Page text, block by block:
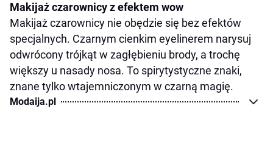
Makijaż czarownicy z efektem wow
Makijaż czarownicy nie obędzie się bez efektów
specjalnych. Czarnym cienkim eyelinerem narysuj
odwrócony trójkąt w zagłębieniu brody, a trochę
większy u nasady nosa. To spirytystyczne znaki,
znane tylko wtajemniczonym w czarną magię.
Modaija.pl